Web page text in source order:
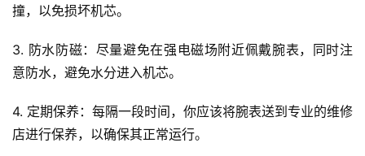
撞，以免损坏机芯。
3. 防水防磁：尽量避免在强电磁场附近佩戴腕表，同时注
意防水，避免水分进入机芯。
4. 定期保养：每隔一段时间，你应该将腕表送到专业的维修
店进行保养，以确保其正常运行。